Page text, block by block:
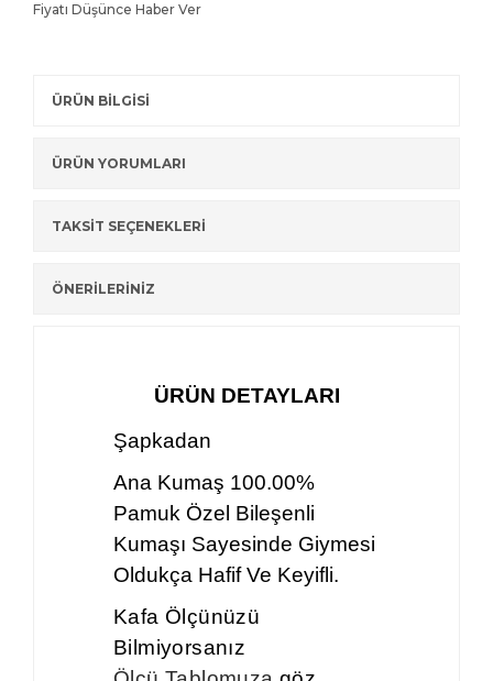
Fiyatı Düşünce Haber Ver
ÜRÜN BİLGİSİ
ÜRÜN YORUMLARI
TAKSİT SEÇENEKLERİ
ÖNERİLERİNİZ
ÜRÜN DETAYLARI
Şapkadan
Ana Kumaş 100.00%
Pamuk Özel Bileşenli
Kumaşı Sayesinde Giymesi
Oldukça Hafif Ve Keyifli.
Kafa Ölçünüzü
Bilmiyorsanız